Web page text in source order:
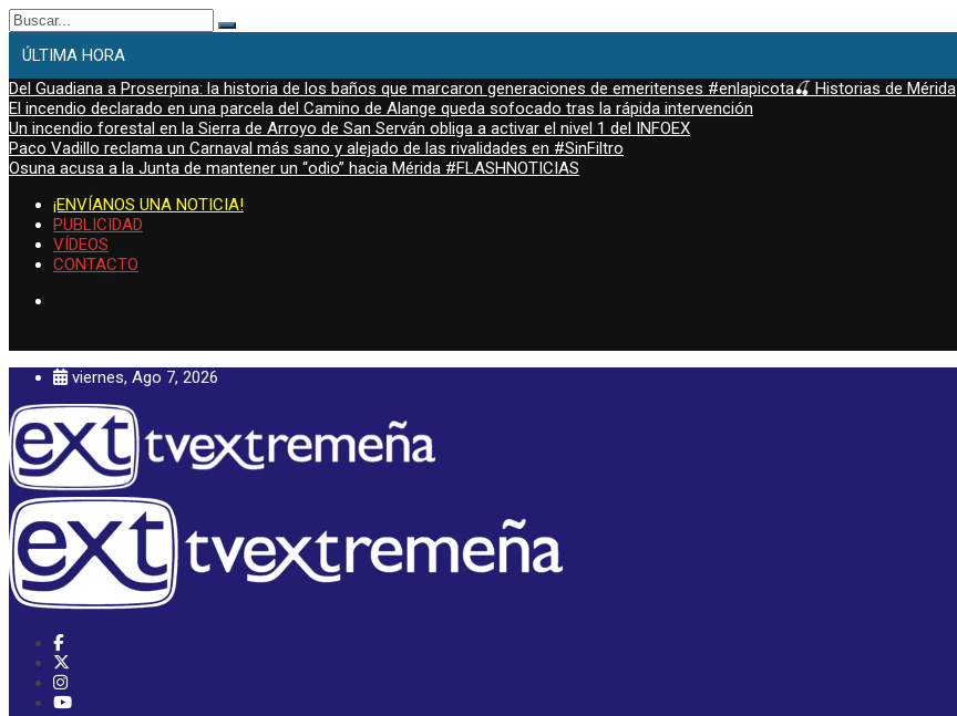
Buscar:
ÚLTIMA HORA
Del Guadiana a Proserpina: la historia de los baños que marcaron generaciones de emeritenses #enlapicota🍒 Historias de Mérida
El incendio declarado en una parcela del Camino de Alange queda sofocado tras la rápida intervención
Un incendio forestal en la Sierra de Arroyo de San Serván obliga a activar el nivel 1 del INFOEX
Paco Vadillo reclama un Carnaval más sano y alejado de las rivalidades en #SinFiltro
Osuna acusa a la Junta de mantener un “odio” hacia Mérida #FLASHNOTICIAS
¡ENVÍANOS UNA NOTICIA!
PUBLICIDAD
VÍDEOS
CONTACTO
viernes, Ago 7, 2026